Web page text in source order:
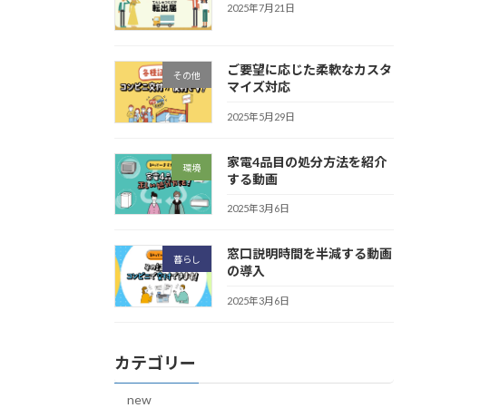
2025年7月21日
その他
ご要望に応じた柔軟なカスタ
マイズ対応
2025年5月29日
環境
家電4品目の処分方法を紹介
する動画
2025年3月6日
暮らし
窓口説明時間を半減する動画
の導入
2025年3月6日
カテゴリー
new